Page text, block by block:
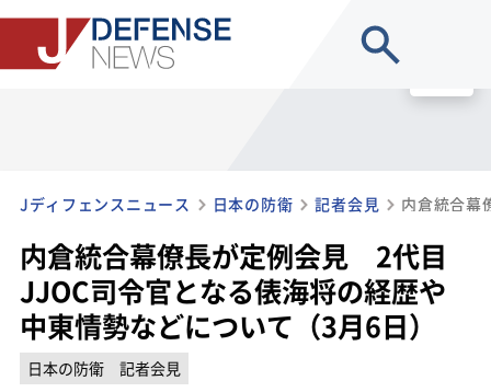
Jディフェンスニュース 日本の防衛 記者会見
内倉統合幕僚長が定例会見 2代目
JJOC司令官となる俵海将の経歴や
中東情勢などについて（3月6日）
日本の防衛
記者会見